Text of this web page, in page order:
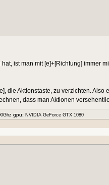
ist man mit [e]+[Richtung] immer
die Aktionstaste, zu verzichten.
dass man Aktionen
gpu: NVIDIA GeForce GTX 1080